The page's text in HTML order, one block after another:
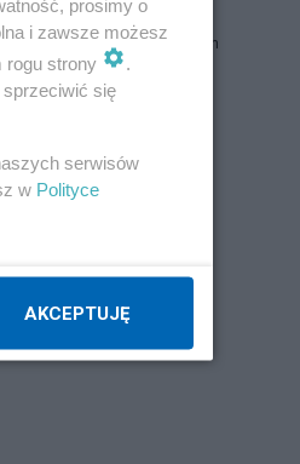
brat Damian
prosimy o
i zawsze możesz
rogu strony
.
się
serwisów
w Polityce
AKCEPTUJĘ